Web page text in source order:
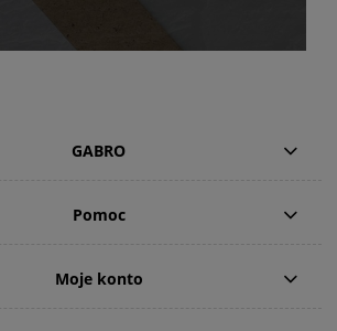
GABRO
Pomoc
Moje konto